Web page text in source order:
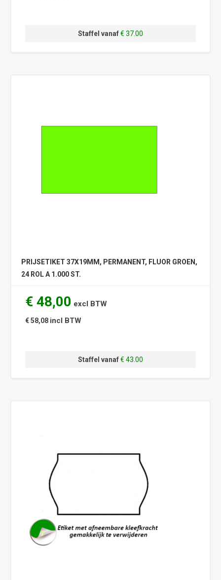
Staffel vanaf€ 37.00
PRIJSETIKET 37X19MM, PERMANENT, FLUOR GROEN,
24 ROL A 1.000 ST.
€ 48,00 excl BTW
€ 58,08 incl BTW
Staffel vanaf€ 43.00